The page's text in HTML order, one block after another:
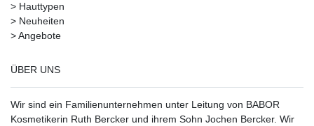
> Hauttypen
> Neuheiten
>Angebote
ÜBER UNS
Wir sind ein Familienunternehmen unter Leitung von BABOR
Kosmetikerin Ruth Bercker und ihrem Sohn Jochen Bercker. Wir